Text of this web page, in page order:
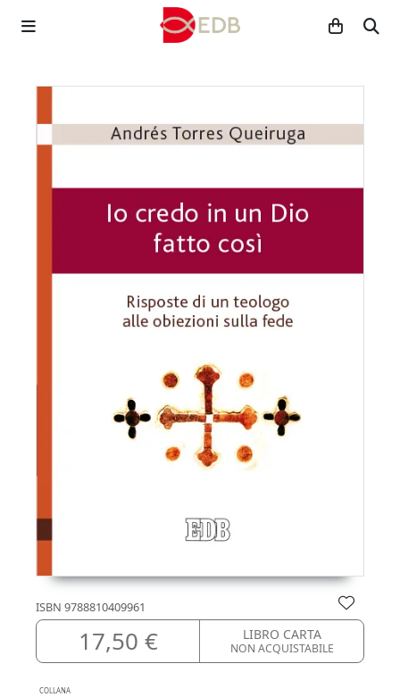
ISBN 9788810409961
17,50 € LIBRO CARTA
NON ACQUISTABILE
COLLANA